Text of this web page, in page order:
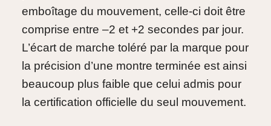
emboîtage du mouvement, celle-ci doit être
comprise entre –2 et +2 secondes par jour.
L’écart de marche toléré par la marque pour
la précision d’une montre terminée est ainsi
beaucoup plus faible que celui admis pour
la certification officielle du seul mouvement.